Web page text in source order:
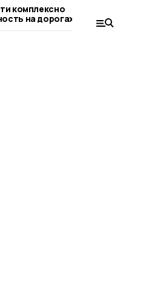
комплексно
на дорогах
ЦРБ двух